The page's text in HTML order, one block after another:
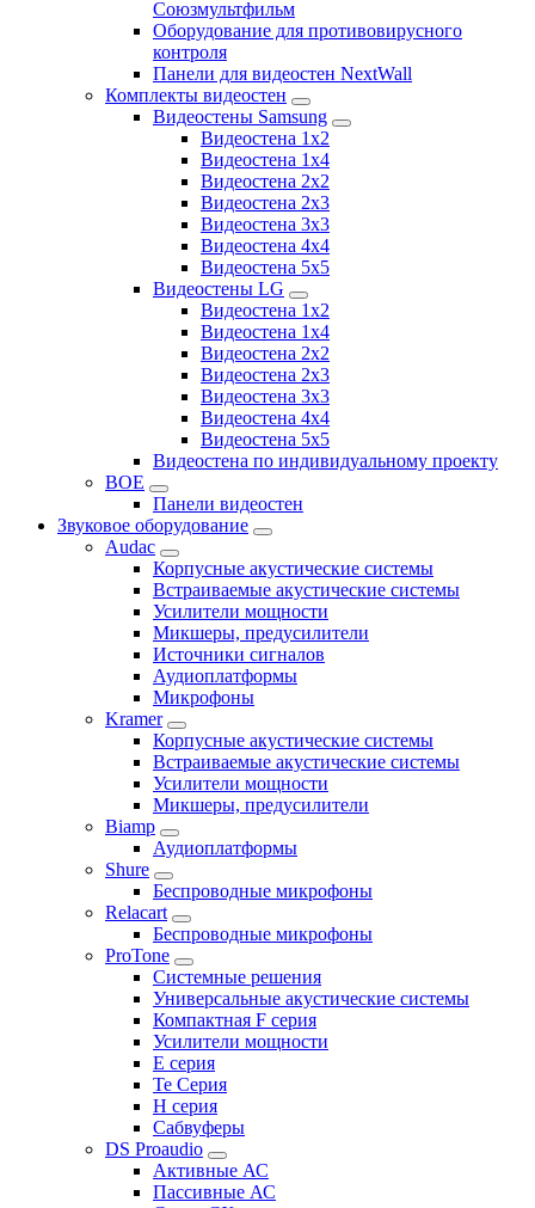
Союзмультфильм
Оборудование для противовирусного
контроля
Панели для видеостен NextWall
Комплекты видеостен
Видеостены Samsung
Видеостена 1x2
Видеостена 1x4
Видеостена 2x2
Видеостена 2х3
Видеостена 3x3
Видеостена 4x4
Видеостена 5x5
Видеостены LG
Видеостена 1x2
Видеостена 1x4
Видеостена 2x2
Видеостена 2x3
Видеостена 3x3
Видеостена 4x4
Видеостена 5x5
Видеостена по индивидуальному проекту
BOE
Панели видеостен
Звуковое оборудование
Audac
Корпусные акустические системы
Встраиваемые акустические системы
Усилители мощности
Микшеры, предусилители
Источники сигналов
Аудиоплатформы
Микрофоны
Kramer
Корпусные акустические системы
Встраиваемые акустические системы
Усилители мощности
Микшеры, предусилители
Biamp
Аудиоплатформы
Shure
Беспроводные микрофоны
Relacart
Беспроводные микрофоны
ProTone
Системные решения
Универсальные акустические системы
Компактная F серия
Усилители мощности
E серия
Te Серия
H серия
Сабвуферы
DS Proaudio
Активные АС
Пассивные АС